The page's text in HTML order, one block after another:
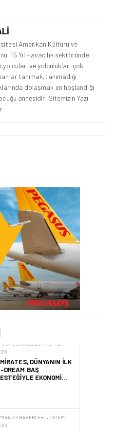
Amerikan Kültürü ve
15 Yıl Havacılık sektöründe
ve yolculukları çok
tanımak,tanımadığı
dolaşmak en hoşlandığı
annesidir. Sitemizin Yazı
HABERLERI • 31 TEM
EMIRATES TÜRKIYE’DEKI
39. YILINI KUTLUYOR!
HABERLERI • 29 TEM
SKYWARDS
ARTIK
12 BINDEN
TREN
SEYAHAT
HABERLERI • 21 TEM
DÜNYANIN ILK
DREAM BAŞ
EKONOMI
HABERLERI • 08 TEM